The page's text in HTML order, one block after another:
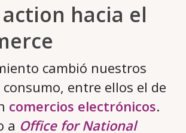
hacia el
cambió nuestros
entre ellos el de
comercios electrónicos.
a Office for National